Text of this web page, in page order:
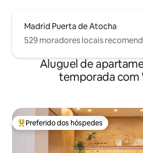
Madrid Puerta de Atocha
529 moradores locais
Aluguel de
temporada com
Entre os melhores preferidos dos
Preferido dos hóspedes